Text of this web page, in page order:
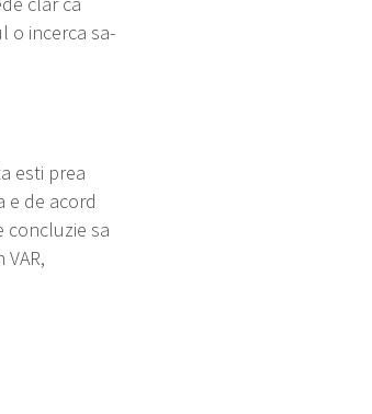
o incerca sa-
esti prea
e de acord
concluzie sa